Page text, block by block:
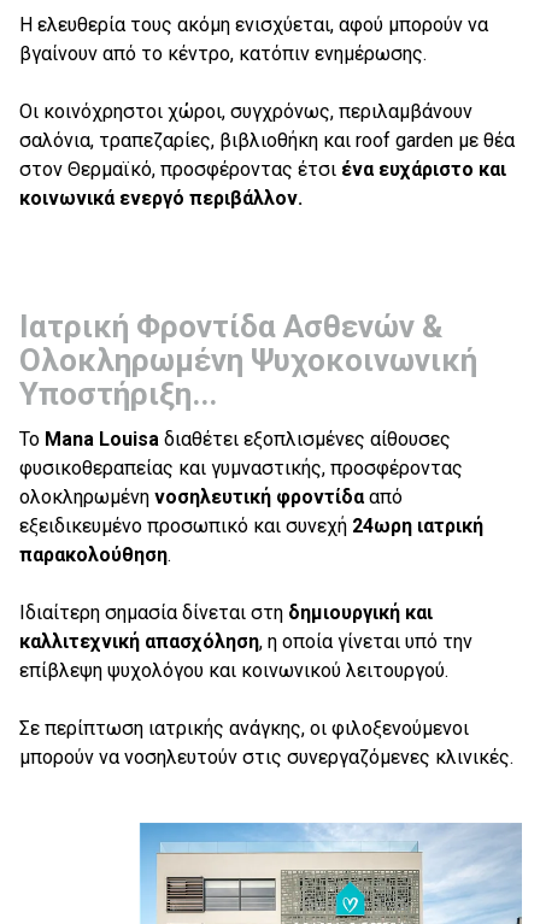
Η ελευθερία τους ακόμη ενισχύεται, αφού μπορούν να
βγαίνουν από το κέντρο, κατόπιν ενημέρωσης.
Οι κοινόχρηστοι χώροι, συγχρόνως, περιλαμβάνουν
σαλόνια, τραπεζαρίες, βιβλιοθήκη και roof garden με θέα
στον Θερμαϊκό, προσφέροντας έτσι ένα ευχάριστο και
κοινωνικά ενεργό περιβάλλον.
Ιατρική Φροντίδα Ασθενών &
Ολοκληρωμένη Ψυχοκοινωνική
Υποστήριξη...
Το Mana Louisa διαθέτει εξοπλισμένες αίθουσες
φυσικοθεραπείας και γυμναστικής, προσφέροντας
ολοκληρωμένη νοσηλευτική φροντίδααπό
εξειδικευμένο προσωπικό και συνεχή 24ωρη ιατρική
παρακολούθηση.
Ιδιαίτερη σημασία δίνεται στη δημιουργική και
καλλιτεχνική απασχόληση, η οποία γίνεται υπό την
επίβλεψη ψυχολόγου και κοινωνικού λειτουργού.
Σε περίπτωση ιατρικής ανάγκης, οι φιλοξενούμενοι
μπορούν να νοσηλευτούν στις συνεργαζόμενες κλινικές.